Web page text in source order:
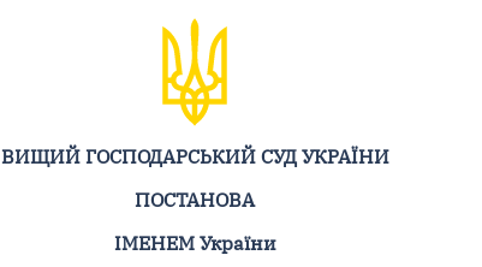
ВИЩИЙ ГОСПОДАРСЬКИЙ СУД УКРАЇНИ
ПОСТАНОВА
ІМЕНЕМ України